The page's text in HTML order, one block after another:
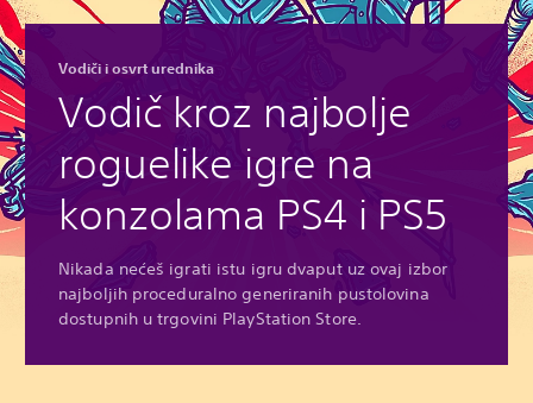
Vodiči i osvrt urednika
Vodič kroz najbolje
roguelike igre na
konzolama PS4 i PS5
Nikada nećeš igrati istu igru dvaput uz ovaj izbor
najboljih proceduralno generiranih pustolovina
dostupnih u trgovini PlayStation Store.